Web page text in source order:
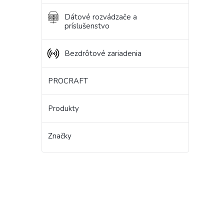
Dátové rozvádzače a
príslušenstvo
Bezdrôtové zariadenia
PROCRAFT
Produkty
Značky